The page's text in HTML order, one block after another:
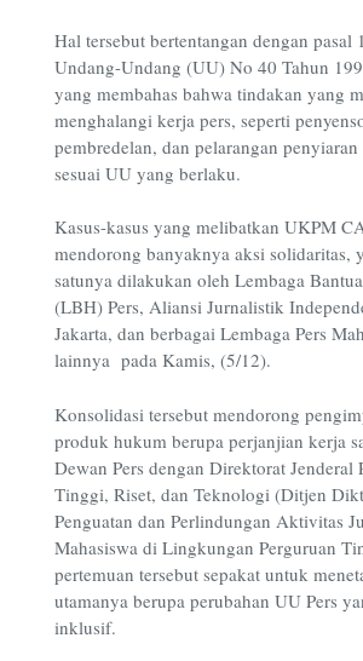
Hal tersebut bertentangan dengan pasal
Undang-Undang (UU) No 40 Tahun
yang membahas bahwa tindakan yang
menghalangi kerja pers, seperti
pembredelan, dan pelarangan
sesuai UU yang berlaku.
Kasus-kasus yang melibatkan UKPM
mendorong banyaknya aksi solidaritas,
satunya dilakukan oleh Lembaga
(LBH) Pers, Aliansi Jurnalistik
Jakarta, dan berbagai Lembaga Pers
lainnya pada Kamis, (5/12).
Konsolidasi tersebut mendorong
produk hukum berupa perjanjian kerja
Dewan Pers dengan Direktorat Jenderal
Tinggi, Riset, dan Teknologi (Ditjen
Penguatan dan Perlindungan Aktivitas
Mahasiswa di Lingkungan Perguruan
pertemuan tersebut sepakat untuk
utamanya berupa perubahan UU Pers
inklusif.